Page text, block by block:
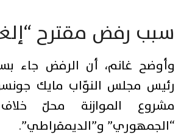
سبب رفض مقترح
وأوضح غانم، أن الرفض جاء
رئيس مجلس النوّاب مايك
مشروع الموازنة محلّ خلاف
“الجمهوري” و”الديمقراطي”.